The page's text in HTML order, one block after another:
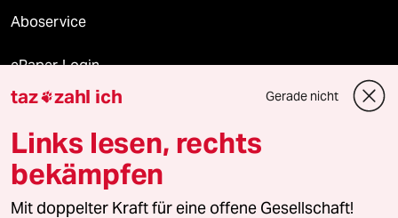
Aboservice
ePaper Login
Downloads für Abonnierende
© 2026 taz Verlags und Vertriebs GmbH
Alle Rechte vorbehalten. Bei rechtlichen Fragen oder für Genehmigungen
taz zahl ich Gerade nicht
Links lesen, rechts
bekämpfen
Mit doppelter Kraft für eine offene Gesellschaft!